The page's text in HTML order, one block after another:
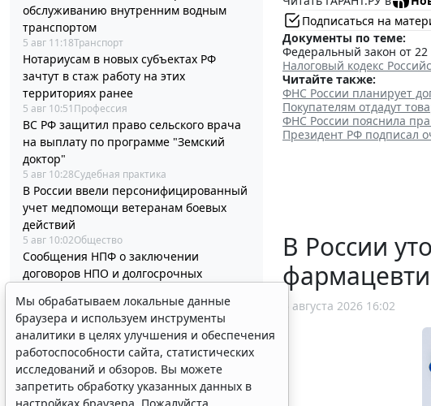
обслуживанию внутренним водным
транспортом
5 авг 11:18Транспорт
Нотариусам в новых субъектах РФ
зачтут в стаж работу на этих
территориях ранее
5 авг 10:51 Профессия
ВС РФ защитил право сельского врача
на выплату по программе "Земский
доктор"
5 авг 10:28Судебная практика
В России ввели персонифицированный
учет медпомощи ветеранам боевых
действий
5 авг 10:02Общество
Сообщения НПФ о заключении
договоров НПО и долгосрочных
5 авг 09:30Налоги и бухучет
Президент РФ подписал очередной
пакет из 59 федеральных законов
5 авг 09:00Общество
Международным организациям
установили правила выдачи
Подписаться на
Документы по теме:
Федеральный закон от
Налоговый кодекс
Читайте также:
ФНС России планирует
Покупателям отдадут
ФНС России пояснила
Президент РФ подписал
В России
5 августа 2026 16:02
Мы обрабатываем локальные данные
браузера и используем инструменты
аналитики в целях улучшения и обеспечения
работоспособности сайта, статистических
исследований и обзоров. Вы можете
запретить обработку указанных данных в